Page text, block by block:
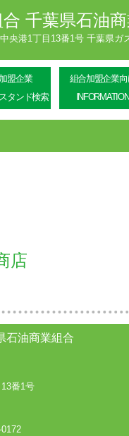
千葉県石油
央港1丁目13番1号 千葉県ガ
盟企業
タンド検索
組合加盟企業向
INFORMATION
店
石油商業組合
番1号